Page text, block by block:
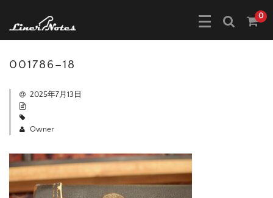
0
001786–18
2025年7月13日
Owner